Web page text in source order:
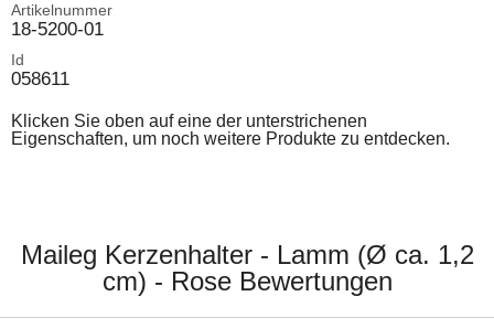
Artikelnummer
18-5200-01
Id
058611
Klicken Sie oben auf eine der unterstrichenen
Eigenschaften, um noch weitere Produkte zu entdecken.
Maileg Kerzenhalter - Lamm (Ø ca. 1,2
cm) - Rose Bewertungen